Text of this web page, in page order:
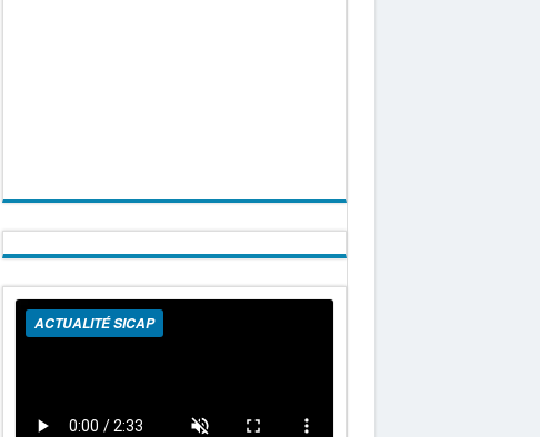
ACTUALITÉ SICAP